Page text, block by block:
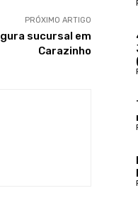
PRÓXIMO ARTIGO
sucursal em
Carazinho